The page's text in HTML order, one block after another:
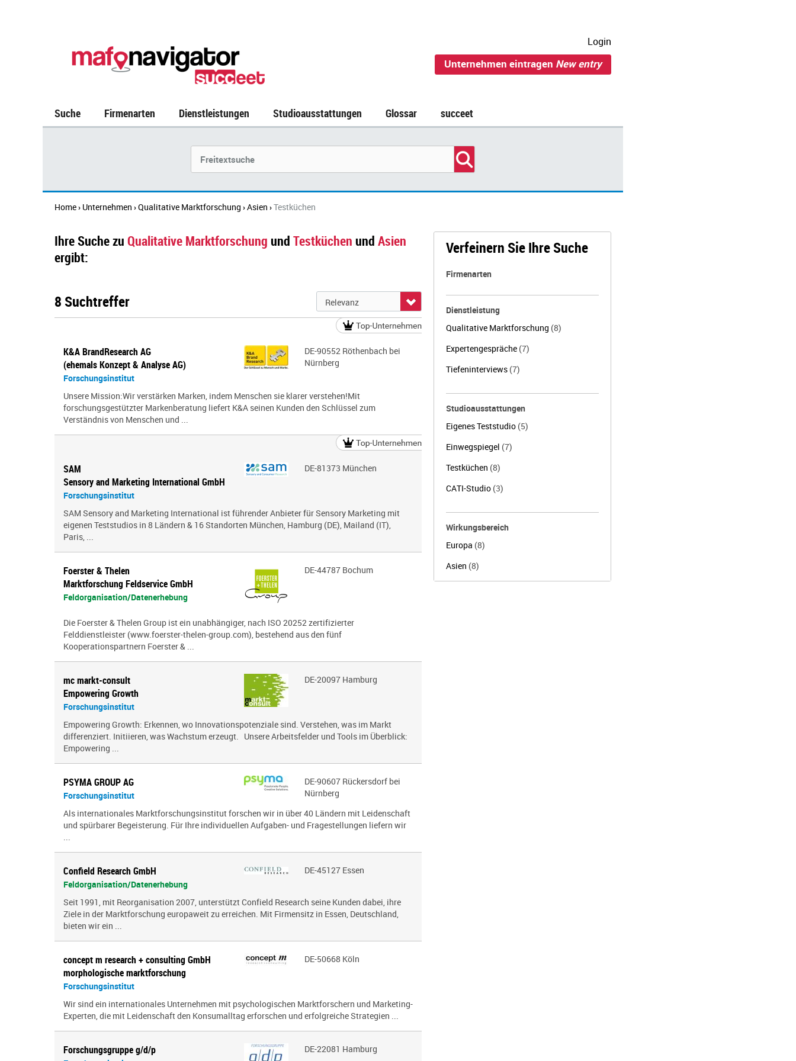
Login
Unternehmen eintragen New entry
Suche Firmenarten Dienstleistungen Studioausstattungen Glossar succeet
Home› Unternehmen ›Qualitative Marktforschung ›Asien ›Testküchen
Ihre Suche zu Qualitative Marktforschung und Testküchen und Asien
ergibt:
8 Suchtreffer
K&A BrandResearch AG
(ehemals Konzept & Analyse AG)
Forschungsinstitut
DE-90552 Röthenbach bei
Nürnberg
Unsere Mission:Wir verstärken Marken, indem Menschen sie klarer verstehen!Mit
forschungsgestützter Markenberatung liefert K&A seinen Kunden den Schlüssel zum
Verständnis von Menschen und ...
SAM
Sensory and Marketing International GmbH
Forschungsinstitut
DE-81373 München
SAM Sensory and Marketing International ist führender Anbieter für Sensory Marketing mit
eigenen Teststudios in 8 Ländern & 16 Standorten München, Hamburg (DE), Mailand (IT),
Paris, ...
Foerster & Thelen
Marktforschung Feldservice GmbH
Feldorganisation/Datenerhebung
DE-44787 Bochum
Die Foerster & Thelen Group ist ein unabhängiger, nach ISO 20252 zertifizierter
Felddienstleister (www.foerster-thelen-group.com), bestehend aus den fünf
Kooperationspartnern Foerster & ...
mc markt-consult
Empowering Growth
Forschungsinstitut
DE-20097 Hamburg
Empowering Growth: Erkennen, wo Innovationspotenziale sind. Verstehen, was im Markt
differenziert. Initiieren, was Wachstum erzeugt. Unsere Arbeitsfelder und Tools im Überblick:
Empowering ...
PSYMA GROUP AG
Forschungsinstitut
DE-90607 Rückersdorf bei
Nürnberg
Als internationales Marktforschungsinstitut forschen wir in über 40 Ländern mit Leidenschaft
und spürbarer Begeisterung. Für Ihre individuellen Aufgaben- und Fragestellungen liefern wir
...
Confield Research GmbH
Feldorganisation/Datenerhebung
DE-45127 Essen
Seit 1991, mit Reorganisation 2007, unterstützt Confield Research seine Kunden dabei, ihre
Ziele in der Marktforschung europaweit zu erreichen. Mit Firmensitz in Essen, Deutschland,
bieten wir ein ...
concept m research + consulting GmbH
morphologische marktforschung
Forschungsinstitut
DE-50668 Köln
Wir sind ein inter­na­tio­nales Unternehmen mit psy­cho­lo­gi­schen Marktforschern und Marketing-
Experten, die mit Leidenschaft den Konsumalltag erfor­schen und erfolg­reiche Strategien ...
Forschungsgruppe g/d/p DE-22081 Hamburg
Verfeinern Sie Ihre Suche
Firmenarten
Dienstleistung
Qualitative Marktforschung (8)
Expertengespräche (7)
Tiefeninterviews (7)
Studioausstattungen
Eigenes Teststudio (5)
Einwegspiegel (7)
Testküchen (8)
CATI-Studio (3)
Wirkungsbereich
Europa (8)
Asien (8)